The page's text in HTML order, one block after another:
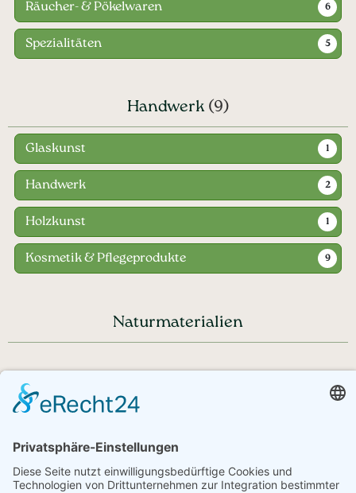
Räucher- & Pökelwaren 6
Spezialitäten 5
Handwerk (9)
Glaskunst 1
Handwerk 2
Holzkunst 1
Kosmetik & Pflegeprodukte 9
Naturmaterialien